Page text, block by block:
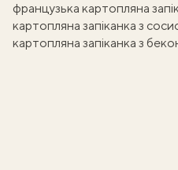
французька картопляна
картопляна запіканка з
картопляна запіканка з